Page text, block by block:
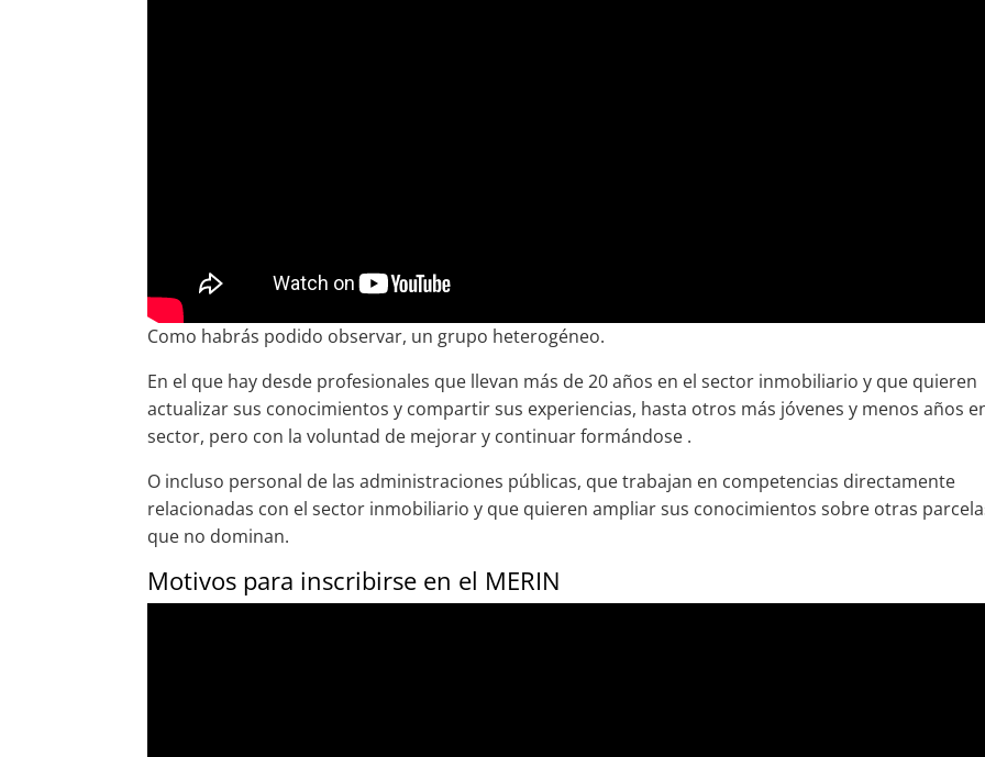
Como habrás podido observar, un grupo heterogéneo.
En el que hay desde profesionales que llevan más de 20 años en el sector inmobiliario y que quieren
actualizar sus conocimientos y compartir sus experiencias, hasta otros más jóvenes y menos años
sector, pero con la voluntad de mejorar y continuar formándose .
O incluso personal de las administraciones públicas, que trabajan en competencias directamente
relacionadas con el sector inmobiliario y que quieren ampliar sus conocimientos sobre otras
que no dominan.
Motivos para inscribirse en el MERIN